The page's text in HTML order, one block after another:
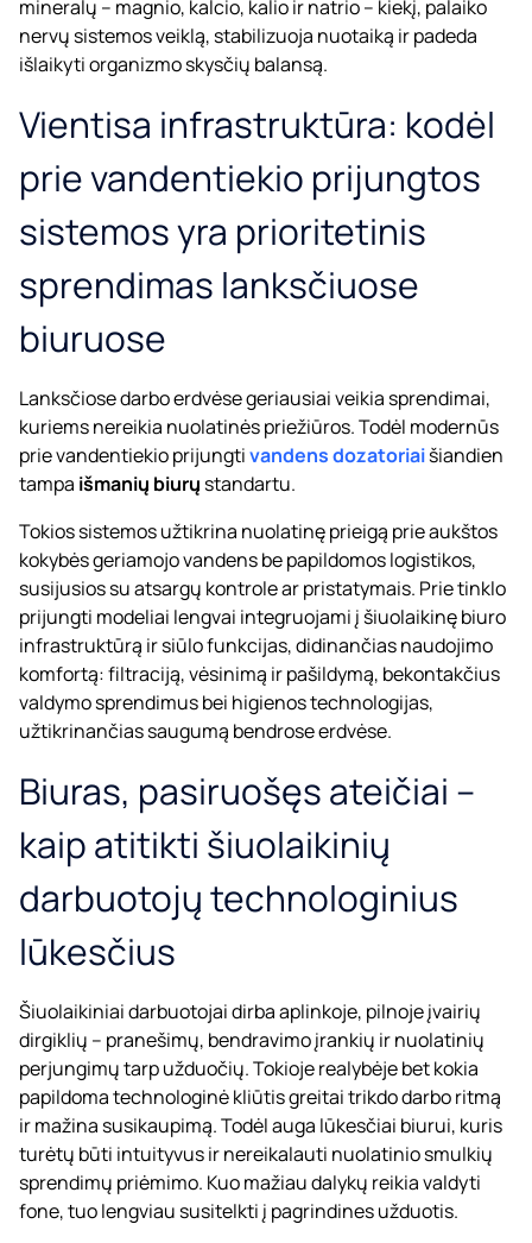
mineralų – magnio, kalcio, kalio ir natrio – kiekį, palaiko
nervų sistemos veiklą, stabilizuoja nuotaiką ir padeda
išlaikyti organizmo skysčių balansą.
Vientisa infrastruktūra: kodėl
prie vandentiekio prijungtos
sistemos yra prioritetinis
sprendimas lanksčiuose
biuruose
Lanksčiose darbo erdvėse geriausiai veikia sprendimai,
kuriems nereikia nuolatinės priežiūros. Todėl modernūs
prie vandentiekio prijungtivandens dozatoriaišiandien
tampa išmanių biurų standartu.
Tokios sistemos užtikrina nuolatinę prieigą prie aukštos
kokybės geriamojo vandens be papildomos logistikos,
susijusios su atsargų kontrole ar pristatymais. Prie tinklo
prijungti modeliai lengvai integruojami į šiuolaikinę biuro
infrastruktūrą ir siūlo funkcijas, didinančias naudojimo
komfortą: filtraciją, vėsinimą ir pašildymą, bekontakčius
valdymo sprendimus bei higienos technologijas,
užtikrinančias saugumą bendrose erdvėse.
Biuras, pasiruošęs ateičiai –
kaip atitikti šiuolaikinių
darbuotojų technologinius
lūkesčius
Šiuolaikiniai darbuotojai dirba aplinkoje, pilnoje įvairių
dirgiklių – pranešimų, bendravimo įrankių ir nuolatinių
perjungimų tarp užduočių. Tokioje realybėje bet kokia
papildoma technologinė kliūtis greitai trikdo darbo ritmą
ir mažina susikaupimą. Todėl auga lūkesčiai biurui, kuris
turėtų būti intuityvus ir nereikalauti nuolatinio smulkių
sprendimų priėmimo. Kuo mažiau dalykų reikia valdyti
fone, tuo lengviau susitelkti į pagrindines užduotis.